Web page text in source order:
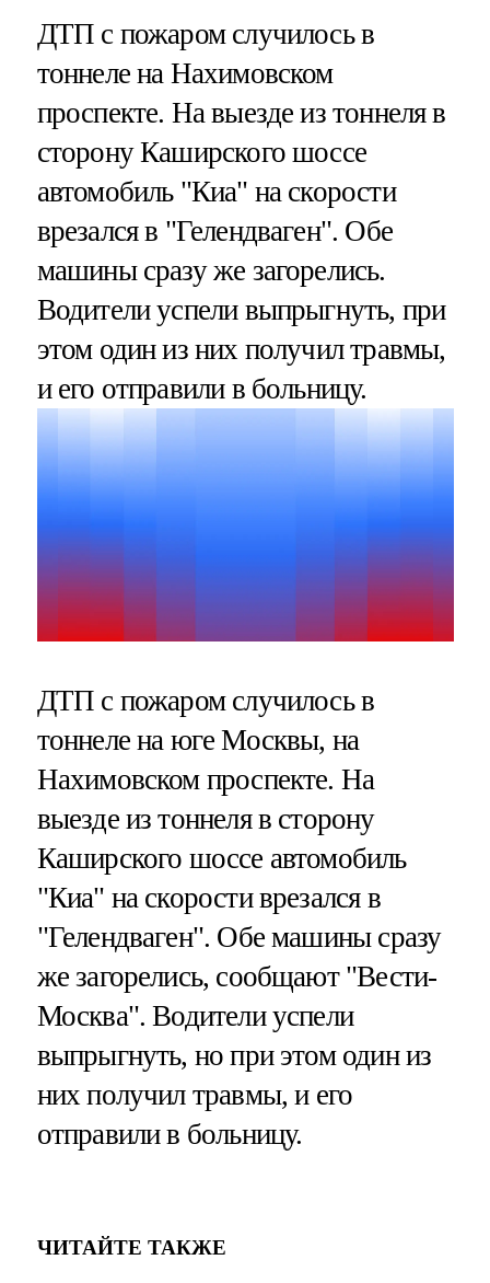
ДТП с пожаром случилось в
тоннеле на Нахимовском
проспекте. На выезде из тоннеля в
сторону Каширского шоссе
автомобиль "Киа" на скорости
врезался в "Гелендваген". Обе
машины сразу же загорелись.
Водители успели выпрыгнуть, при
этом один из них получил травмы,
и его отправили в больницу.
ДТП с пожаром случилось в
тоннеле на юге Москвы, на
Нахимовском проспекте. На
выезде из тоннеля в сторону
Каширского шоссе автомобиль
"Киа" на скорости врезался в
"Гелендваген". Обе машины сразу
же загорелись, сообщают "Вести-
Москва". Водители успели
выпрыгнуть, но при этом один из
них получил травмы, и его
отправили в больницу.
ЧИТАЙТЕ ТАКЖЕ